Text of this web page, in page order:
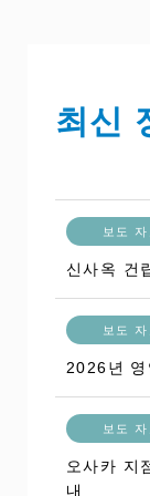
최신
보도 자
신사옥 건
보도 자
2026년 영
보도 자
오사카 지
내